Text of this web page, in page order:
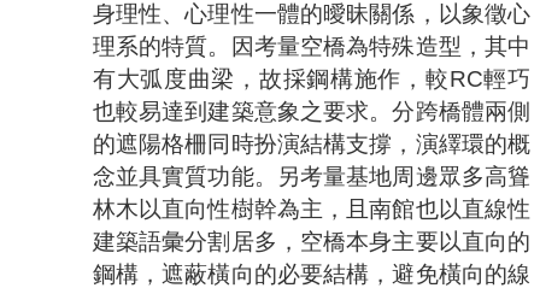
身理性、心理性一體的曖昧關係，以象徵心
理系的特質。因考量空橋為特殊造型，其中
有大弧度曲梁，故採鋼構施作，較RC輕巧
也較易達到建築意象之要求。分跨橋體兩側
的遮陽格柵同時扮演結構支撐，演繹環的概
念並具實質功能。另考量基地周邊眾多高聳
林木以直向性樹幹為主，且南館也以直線性
建築語彙分割居多，空橋本身主要以直向的
鋼構，遮蔽橫向的必要結構，避免橫向的線